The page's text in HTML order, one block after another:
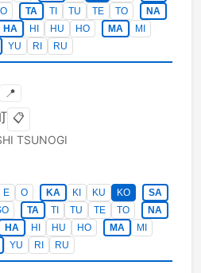
TA TI TU TE TO
NA
HA HI HU HO MA
MI
YU RI RU
📍
📋
TSUNOGI
E O KA KI KU KO
SA
TA TI TU TE TO
NA
HA HI HU HO MA
MI
YU RI RU